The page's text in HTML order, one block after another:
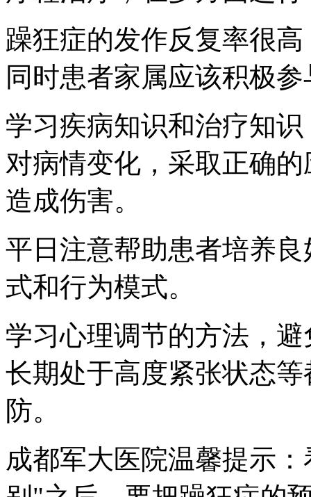
躁狂症的发作反复率很
同时患者家属应该积极
学习疾病知识和治疗知
对病情变化，采取正确
造成伤害。
平日注意帮助患者培养
式和行为模式。
学习心理调节的方法，
长期处于高度紧张状态
防。
成都军大医院温馨提示